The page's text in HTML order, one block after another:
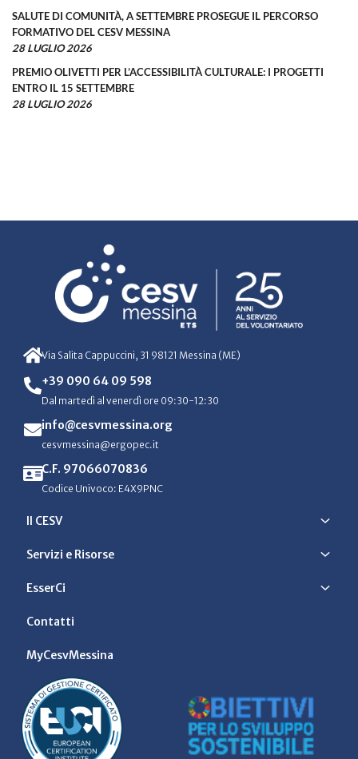
SALUTE DI COMUNITÀ, A SETTEMBRE PROSEGUE IL PERCORSO
FORMATIVO DEL CESV MESSINA
28 LUGLIO 2026
PREMIO OLIVETTI PER L’ACCESSIBILITÀ CULTURALE: I PROGETTI
ENTRO IL 15 SETTEMBRE
28 LUGLIO 2026
Via Salita Cappuccini, 31 98121 Messina (ME)
+39 090 64 09 598
Dal martedì al venerdì ore 09:30-12:30
info@cesvmessina.org
cesvmessina@ergopec.it
C.F. 97066070836
Codice Univoco: E4X9PNC
Il CESV
Servizi e Risorse
EsserCi
Contatti
MyCesvMessina